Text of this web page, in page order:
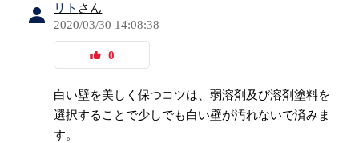
リト さん
2020/03/30 14:08:38
0
白い壁を美しく保つコツは、弱溶剤及び溶剤塗料を
選択することで少しでも白い壁が汚れないで済みま
す。